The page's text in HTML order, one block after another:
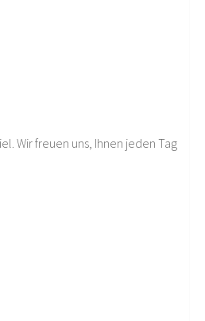
Wir freuen uns, Ihnen jeden Tag